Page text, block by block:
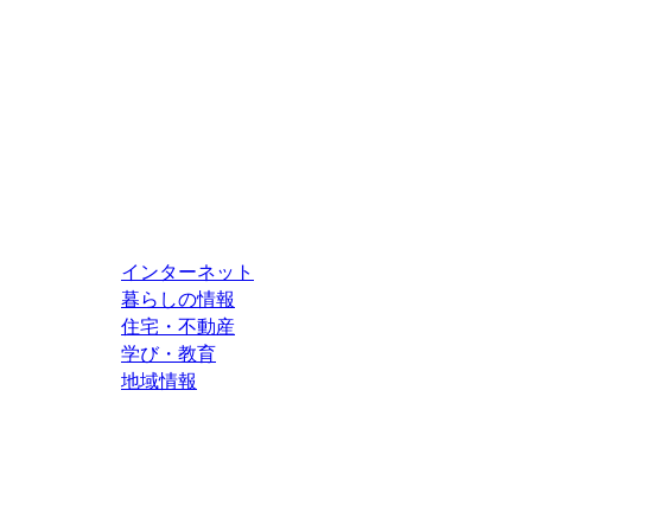
インターネット
暮らしの情報
住宅・不動産
学び・教育
地域情報